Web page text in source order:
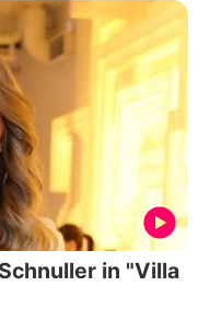
in "Villa